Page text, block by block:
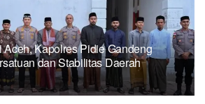
Kapolres Pidie Gandeng
dan Stabilitas Daerah